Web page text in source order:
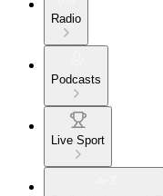
Radio
Podcasts
Live Sport